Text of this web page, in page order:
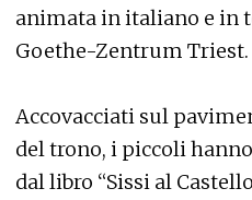
animata in italiano e in
Goethe-Zentrum Triest.
Accovacciati sul
del trono, i piccoli
dal libro “Sissi al